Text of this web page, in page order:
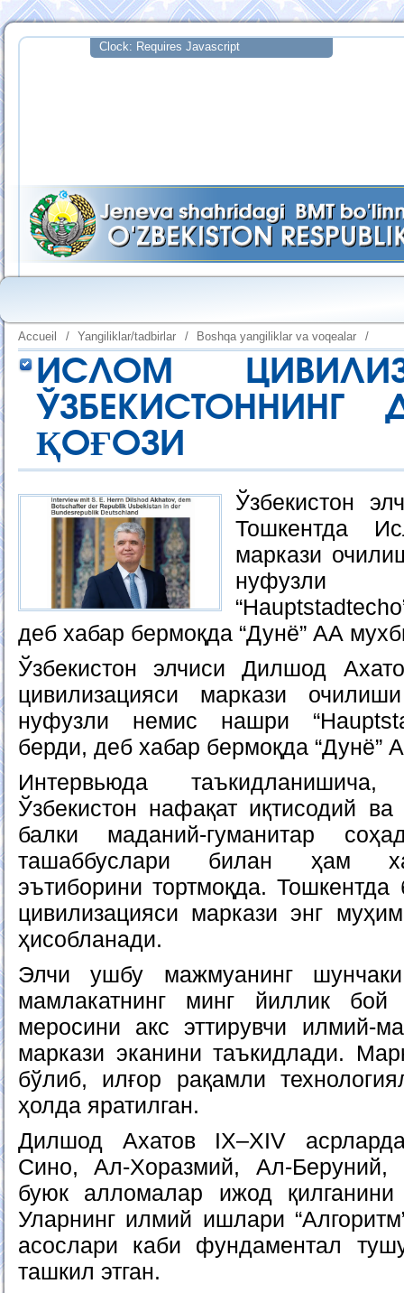
Accueil / Yangiliklar/tadbirlar / Boshqa yangiliklar va voqealar /
ИСЛОМ
ҚОҒОЗИ
Ўзбекистон
Тошкентда
маркази
нуфузли
деб хабар бермоқда “Дунё” АА
Ўзбекистон элчиси Дилшод
цивилизацияси маркази
нуфузли немис нашри
берди, деб хабар бермоқда “Дунё”
Интервьюда
Ўзбекистон нафақат иқтисодий
балки маданий-гуманитар
ташаббуслари билан ҳам
эътиборини тортмоқда.
цивилизацияси маркази энг
ҳисобланади.
Элчи ушбу мажмуанинг
мамлакатнинг минг йиллик
меросини акс эттирувчи илмий-
маркази эканини таъкидлади.
бўлиб, илғор рақамли
ҳолда яратилган.
Дилшод Ахатов IX–XIV
Сино, Ал-Хоразмий, Ал-Беруний,
буюк алломалар ижод
Уларнинг илмий ишлари
асослари каби фундаментал
ташкил этган.